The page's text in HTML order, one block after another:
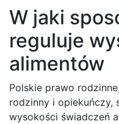
W jaki
reguluje
alimentów
Polskie prawo
rodzinny i opiekuńczy,
wysokości świadczeń